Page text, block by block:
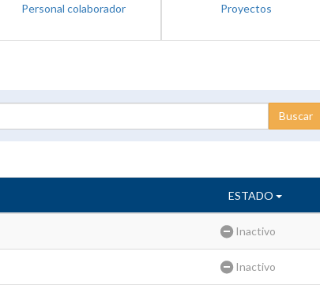
Personal colaborador Proyectos
ESTADO
Inactivo
Inactivo